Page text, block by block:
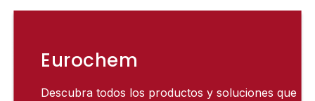
Eurochem
Descubra todos los productos y soluciones que